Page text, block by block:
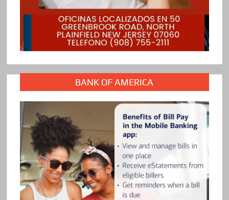
BANK OF AMERICA